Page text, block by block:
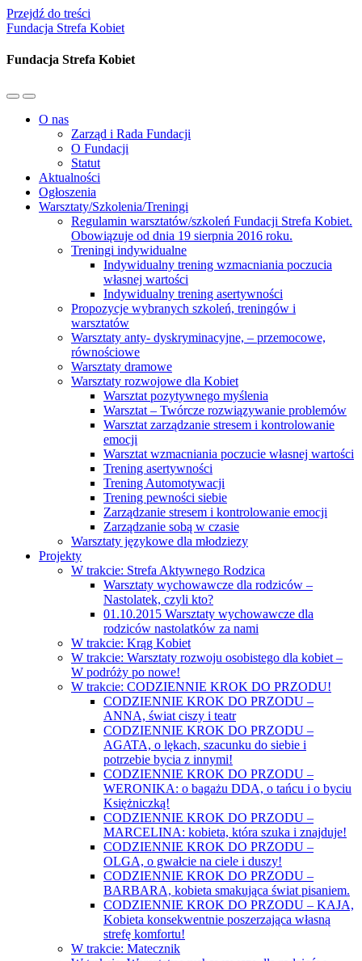
Przejdź do treści
Fundacja Strefa Kobiet
Fundacja Strefa Kobiet
Przełącz
mobilne
Przełącz
pole
wyszukiwania
O nas
Zarząd i Rada Fundacji
O Fundacji
Statut
Aktualności
Ogłoszenia
Warsztaty/Szkolenia/Treningi
Regulamin warsztatów/szkoleń Fundacji Strefa Kobiet.
Obowiązuje od dnia 19 sierpnia 2016 roku.
Treningi indywidualne
Indywidualny trening wzmacniania poczucia
własnej wartości
Indywidualny trening asertywności
Propozycje wybranych szkoleń, treningów i
warsztatów
Warsztaty anty- dyskryminacyjne, – przemocowe,
równościowe
Warsztaty dramowe
Warsztaty rozwojowe dla Kobiet
Warsztat pozytywnego myślenia
Warsztat – Twórcze rozwiązywanie problemów
Warsztat zarządzanie stresem i kontrolowanie
emocji
Warsztat wzmacniania poczucie własnej wartości
Trening asertywności
Trening Automotywacji
Trening pewności siebie
Zarządzanie stresem i kontrolowanie emocji
Zarządzanie sobą w czasie
Warsztaty językowe dla młodziezy
Projekty
W trakcie: Strefa Aktywnego Rodzica
Warsztaty wychowawcze dla rodziców –
Nastolatek, czyli kto?
01.10.2015 Warsztaty wychowawcze dla
rodziców nastolatków za nami
W trakcie: Krąg Kobiet
W trakcie: Warsztaty rozwoju osobistego dla kobiet –
W podróży po nowe!
W trakcie: CODZIENNIE KROK DO PRZODU!
CODZIENNIE KROK DO PRZODU –
ANNA, świat ciszy i teatr
CODZIENNIE KROK DO PRZODU –
AGATA, o lękach, szacunku do siebie i
potrzebie bycia z innymi!
CODZIENNIE KROK DO PRZODU –
WERONIKA: o bagażu DDA, o tańcu i o byciu
Księżniczką!
CODZIENNIE KROK DO PRZODU –
MARCELINA: kobieta, która szuka i znajduje!
CODZIENNIE KROK DO PRZODU –
OLGA, o gwałcie na ciele i duszy!
CODZIENNIE KROK DO PRZODU –
BARBARA, kobieta smakująca świat pisaniem.
CODZIENNIE KROK DO PRZODU – KAJA,
Kobieta konsekwentnie poszerzająca własną
strefę komfortu!
W trakcie: Matecznik